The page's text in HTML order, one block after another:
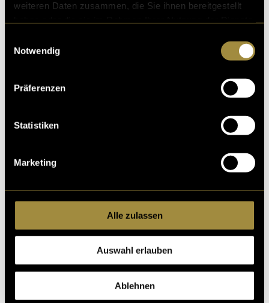
weiteren Daten zusammen, die Sie ihnen bereitgestellt
Notwendig
Präferenzen
Statistiken
Marketing
Alle zulassen
Auswahl erlauben
Ablehnen